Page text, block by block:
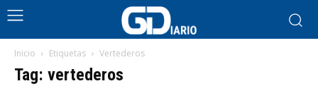
Inicio Etiquetas Vertederos
Tag: vertederos